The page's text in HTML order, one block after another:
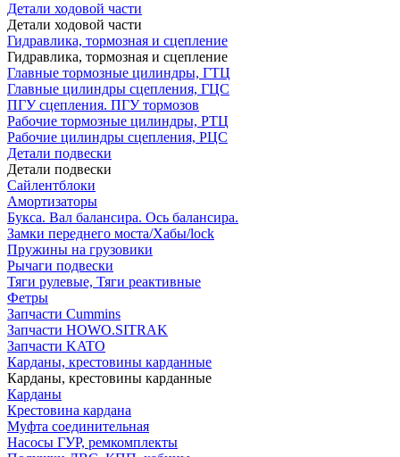
Детали ходовой части
Детали ходовой части
Гидравлика, тормозная и сцепление
Гидравлика, тормозная и сцепление
Главные тормозные цилиндры, ГТЦ
Главные цилиндры сцепления, ГЦС
ПГУ сцепления. ПГУ тормозов
Рабочие тормозные цилиндры, РТЦ
Рабочие цилиндры сцепления, РЦС
Детали подвески
Детали подвески
Cайлентблоки
Амортизаторы
Букса. Вал балансира. Ось балансира.
Замки переднего моста/Хабы/lock
Пружины на грузовики
Рычаги подвески
Тяги рулевые, Тяги реактивные
Фетры
Запчасти Cummins
Запчасти HOWO.SITRAK
Запчасти KATO
Карданы, крестовины карданные
Карданы, крестовины карданные
Карданы
Крестовина кардана
Муфта соединительная
Насосы ГУР, ремкомплекты